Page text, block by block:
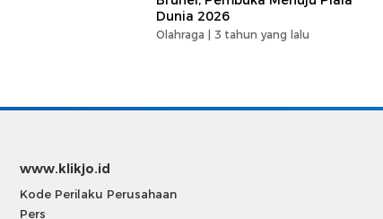
Dunia 2026
Olahraga | 3 tahun yang lalu
www.klikjo.id
Kode Perilaku Perusahaan
Pers